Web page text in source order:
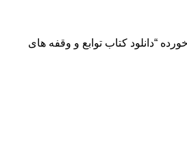
“دانلود کتاب توابع و وقفه های